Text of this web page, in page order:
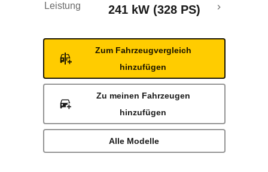
Leistung 241 kW (328 PS)
Zum Fahrzeugvergleich
hinzufügen
Zu meinen Fahrzeugen
hinzufügen
Alle Modelle